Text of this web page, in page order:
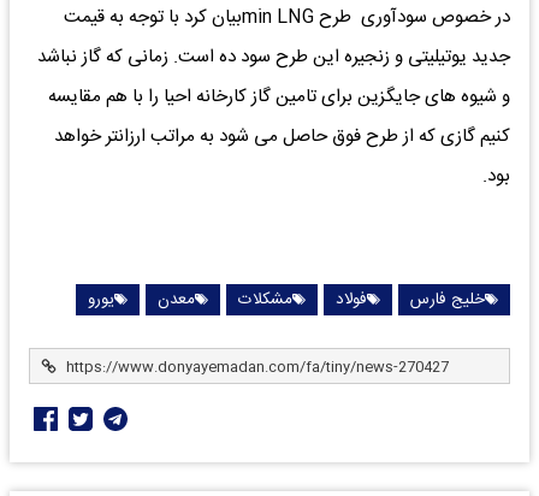
در خصوص سودآوری طرح min LNGبیان کرد با توجه به قیمت
جدید یوتیلیتی و زنجیره این طرح سود ده است. زمانی که گاز نباشد
و شیوه های جایگزین برای تامین گاز کارخانه احیا را با هم مقایسه
کنیم گازی که از طرح فوق حاصل می شود به مراتب ارزانتر خواهد
بود.
خلیج فارس فولاد مشکلات معدن یورو